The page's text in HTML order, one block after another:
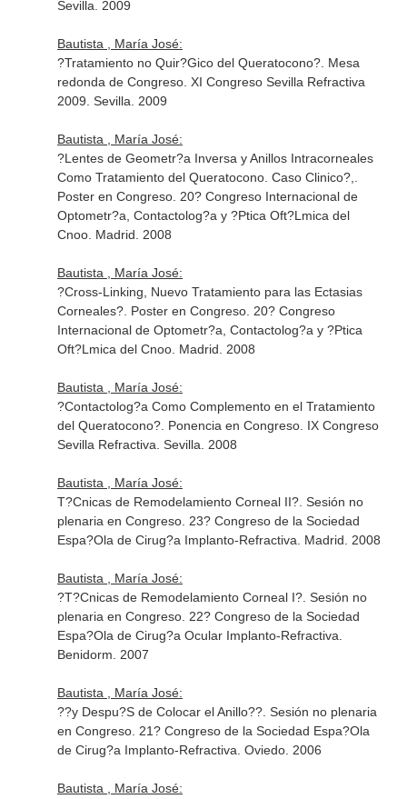
Sevilla. 2009
Bautista , María José:
?Tratamiento no Quir?Gico del Queratocono?. Mesa
redonda de Congreso. XI Congreso Sevilla Refractiva
2009. Sevilla. 2009
Bautista , María José:
?Lentes de Geometr?a Inversa y Anillos Intracorneales
Como Tratamiento del Queratocono. Caso Clinico?,.
Poster en Congreso. 20? Congreso Internacional de
Optometr?a, Contactolog?a y ?Ptica Oft?Lmica del
Cnoo. Madrid. 2008
Bautista , María José:
?Cross-Linking, Nuevo Tratamiento para las Ectasias
Corneales?. Poster en Congreso. 20? Congreso
Internacional de Optometr?a, Contactolog?a y ?Ptica
Oft?Lmica del Cnoo. Madrid. 2008
Bautista , María José:
?Contactolog?a Como Complemento en el Tratamiento
del Queratocono?. Ponencia en Congreso. IX Congreso
Sevilla Refractiva. Sevilla. 2008
Bautista , María José:
T?Cnicas de Remodelamiento Corneal II?. Sesión no
plenaria en Congreso. 23? Congreso de la Sociedad
Espa?Ola de Cirug?a Implanto-Refractiva. Madrid. 2008
Bautista , María José:
?T?Cnicas de Remodelamiento Corneal I?. Sesión no
plenaria en Congreso. 22? Congreso de la Sociedad
Espa?Ola de Cirug?a Ocular Implanto-Refractiva.
Benidorm. 2007
Bautista , María José:
??y Despu?S de Colocar el Anillo??. Sesión no plenaria
en Congreso. 21? Congreso de la Sociedad Espa?Ola
de Cirug?a Implanto-Refractiva. Oviedo. 2006
Bautista , María José: